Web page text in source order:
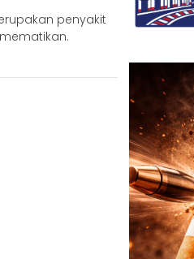
penyakit